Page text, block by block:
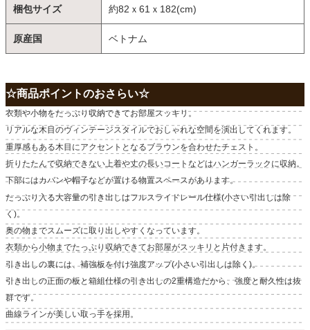
梱包サイズ 約82ｘ61ｘ182(cm)
原産国 ベトナム
☆商品ポイントのおさらい☆
衣類や小物をたっぷり収納できてお部屋スッキリ。
リアルな木目のヴィンテージスタイルでおしゃれな空間を演出してくれます。
重厚感もある木目にアクセントとなるブラウンを合わせたチェスト。
折りたたんで収納できない上着や丈の長いコートなどはハンガーラックに収納。
下部にはカバンや帽子などが置ける物置スペースがあります。
たっぷり入る大容量の引き出しはフルスライドレール仕様(小さい引出しは除
く)。
奥の物までスムーズに取り出しやすくなっています。
衣類から小物までたっぷり収納できてお部屋がスッキリと片付きます。
引き出しの裏には、補強板を付け強度アップ(小さい引出しは除く)。
引き出しの正面の板と箱組仕様の引き出しの2重構造だから、強度と耐久性は抜
群です。
曲線ラインが美しい取っ手を採用。